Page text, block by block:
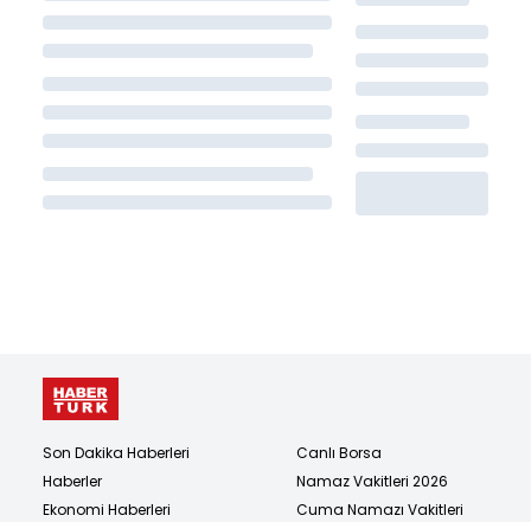
Son Dakika Haberleri
Haberler
Ekonomi Haberleri
Canlı Borsa
Namaz Vakitleri 2026
Cuma Namazı Vakitleri